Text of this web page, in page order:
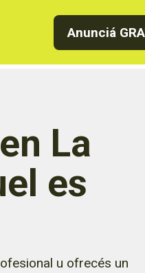
Anunciá
La
es
u ofrecés un